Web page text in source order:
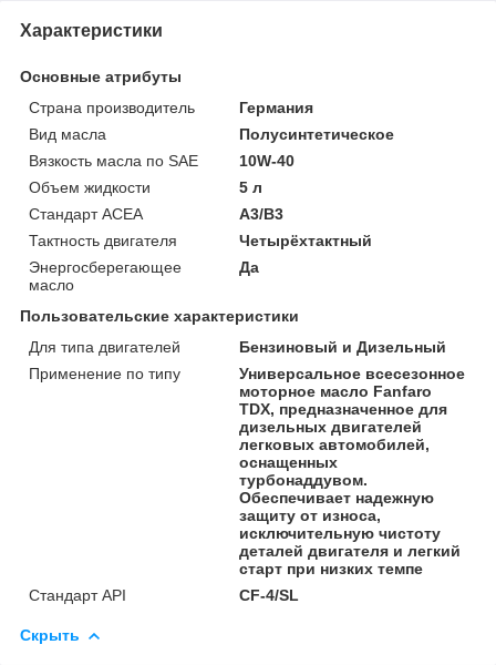
Характеристики
Основные атрибуты
Страна производитель
Германия
Вид масла
Полусинтетическое
Вязкость масла по SAE
10W-40
Объем жидкости
5 л
Стандарт ACEA
A3/B3
Тактность двигателя
Четырёхтактный
Энергосберегающее
масло
Да
Пользовательские характеристики
Для типа двигателей
Бензиновый и Дизельный
Применение по типу
Универсальное всесезонное
моторное масло Fanfaro
TDX, предназначенное для
дизельных двигателей
легковых автомобилей,
оснащенных
турбонаддувом.
Обеспечивает надежную
защиту от износа,
исключительную чистоту
деталей двигателя и легкий
старт при низких темпе
Стандарт API
CF-4/SL
Скрыть